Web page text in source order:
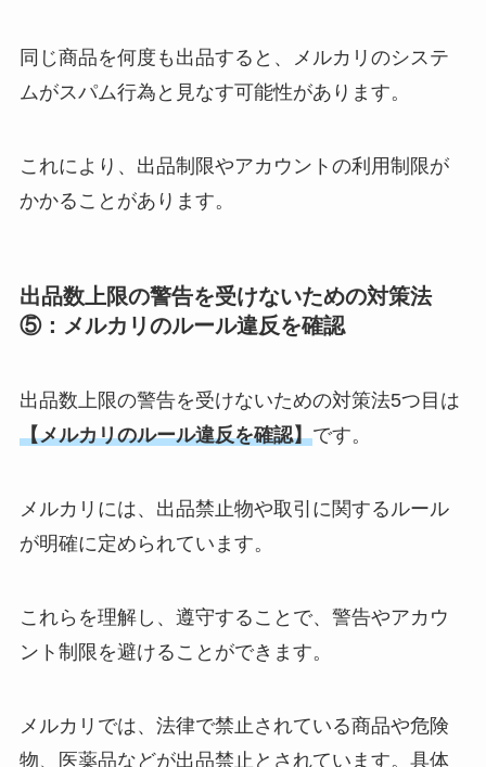
同じ商品を何度も出品すると、メルカリのシステ
ムがスパム行為と見なす可能性があります。
これにより、出品制限やアカウントの利用制限が
かかることがあります。
出品数上限の警告を受けないための対策法
⑤：メルカリのルール違反を確認
出品数上限の警告を受けないための対策法5つ目は
【メルカリのルール違反を確認】です。
メルカリには、出品禁止物や取引に関するルール
が明確に定められています。
これらを理解し、遵守することで、警告やアカウ
ント制限を避けることができます。
メルカリでは、法律で禁止されている商品や危険
物、医薬品などが出品禁止とされています。具体